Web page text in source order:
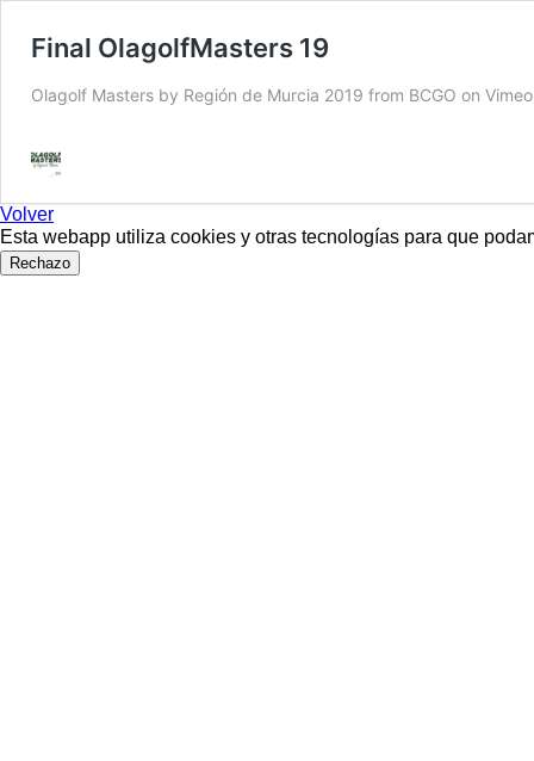
Final OlagolfMasters 19
Olagolf Masters by Región de Murcia 2019 from BCGO on
Volver
Esta webapp utiliza cookies y otras tecnologías para que
Rechazo